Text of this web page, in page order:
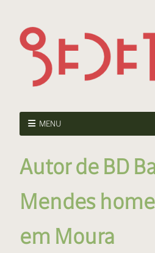
MENU
Autor de BD
Mendes
em Moura